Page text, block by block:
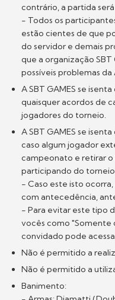
contrário, a partida
- Todos os
estão cientes de que
do servidor e demais
que a organização SBT
possíveis problemas da
A SBT GAMES se
quaisquer acordos de
jogadores do torneio.
A SBT GAMES se
caso algum jogador
campeonato e retirar o
participando do
- Caso este isto
com antecedência,
- Para evitar este tipo
vocês como "Somente
convidado pode
Não é permitido a
Não é permitido a
Banimento: